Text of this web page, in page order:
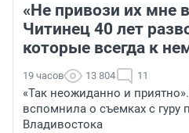
«Не привози их мне
Читинец 40 лет
которые всегда к
19 часов 13 804 11
«Так неожиданно и
вспомнила о съемках с гуру
Владивостока